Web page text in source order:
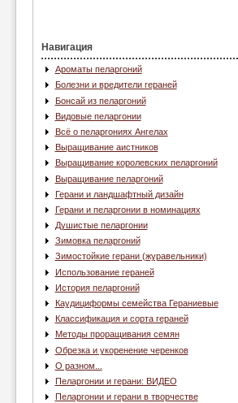
Навигация
Ароматы пеларгоний
Болезни и вредители гераней
Бонсай из пеларгоний
Видовые пеларгонии
Всё о пеларгониях Ангелах
Выращивание аистников
Выращивание королевских пеларгоний
Выращивание пеларгоний
Герани и ландшафтный дизайн
Герани и пеларгонии в номинациях
Душистые пеларгонии
Зимовка пеларгоний
Зимостойкие герани (журавельники)
Использование гераней
История пеларгоний
Каудициформы семейства Гераниевые
Классификация и сорта гераней
Методы проращивания семян
Обрезка и укоренение черенков
О разном...
Пеларгонии и герани: ВИДЕО
Пеларгонии и герани в творчестве